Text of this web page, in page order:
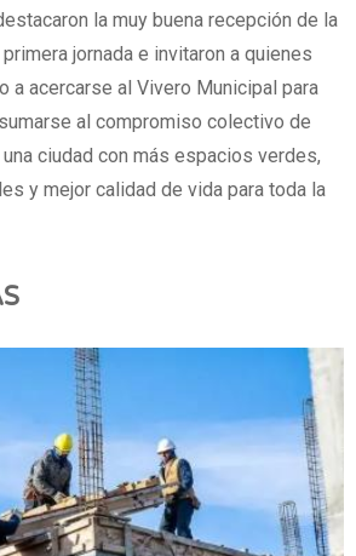
la muy buena recepción de la
jornada e invitaron a quienes
a acercarse al Vivero Municipal para
al compromiso colectivo de
ciudad con más espacios verdes,
y mejor calidad de vida para toda la